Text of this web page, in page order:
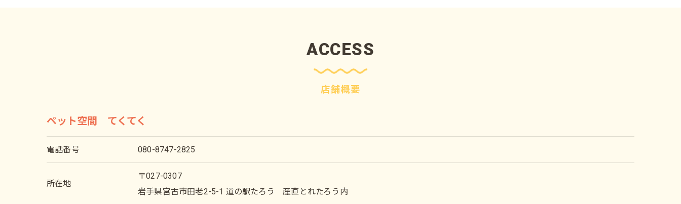
店舗概要
ACCESS
ペット空間 てくてく
電話番号 080-8747-2825
所在地
〒027-0307
岩手県宮古市田老2-5-1 道の駅たろう 産直とれたろう内